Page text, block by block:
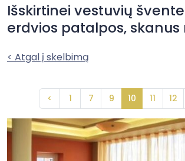
Išskirtinei vestuvių
erdvios patalpos, skanus
< Atgal į skelbimą
< 1 7 9 10 11 12